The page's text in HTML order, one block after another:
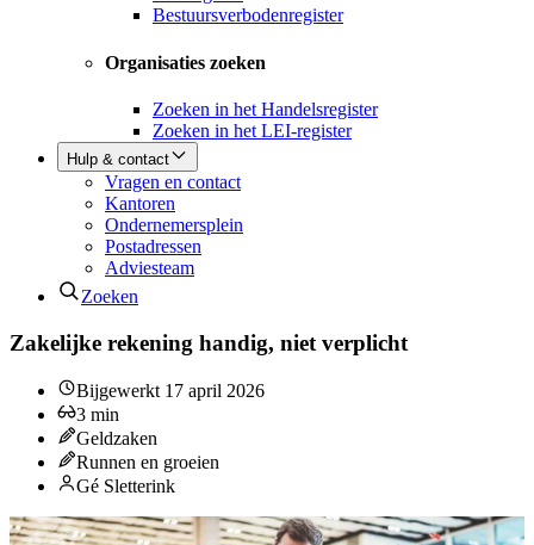
Bestuursverbodenregister
Organisaties zoeken
Zoeken in het Handelsregister
Zoeken in het LEI-register
Hulp & contact
Vragen en contact
Kantoren
Ondernemersplein
Postadressen
Adviesteam
Zoeken
Zakelijke rekening handig, niet verplicht
Bijgewerkt 17 april 2026
3 min
Geldzaken
Runnen en groeien
Gé Sletterink